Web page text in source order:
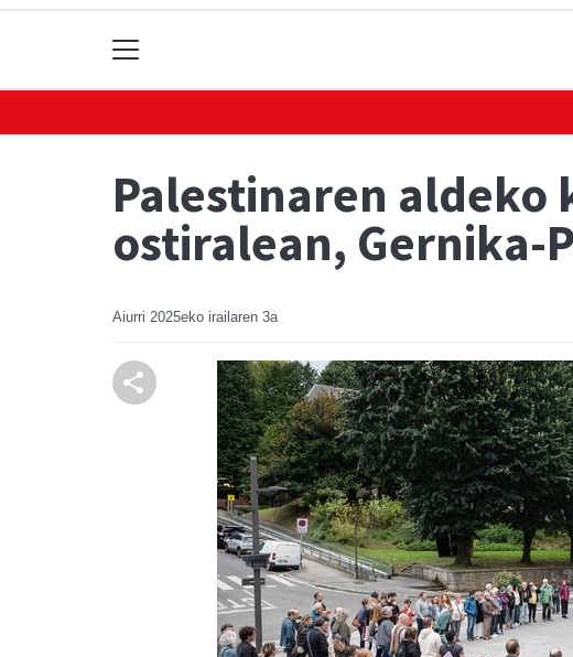
Palestinaren aldeko
ostiralean, Gernika-
Aiurri 2025eko irailaren 3a